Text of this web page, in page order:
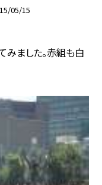
05/15
ました。赤組も白